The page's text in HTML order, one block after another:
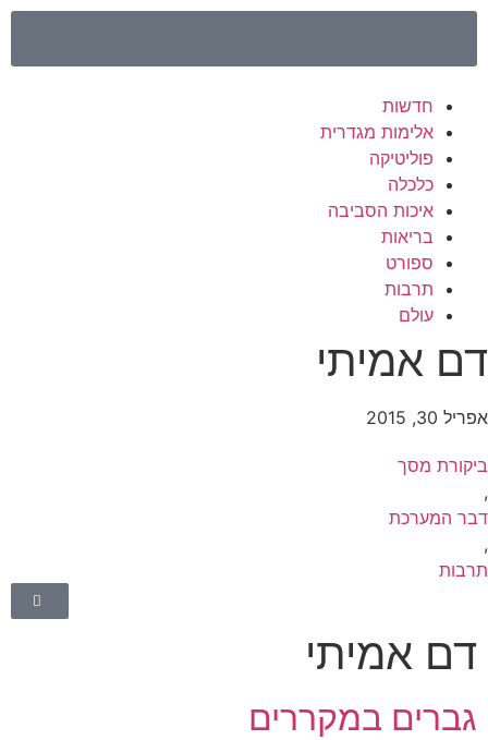
חדשות
אלימות מגדרית
פוליטיקה
כלכלה
איכות הסביבה
בריאות
ספורט
תרבות
עולם
אמיתי
30, 2015
מסך
המערכת
דם אמיתי
גברים במקררים